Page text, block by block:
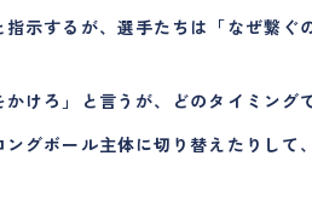
指示するが、選手たちは「なぜ繋
かけろ」と言うが、どのタイミン
ングボール主体に切り替えたりして